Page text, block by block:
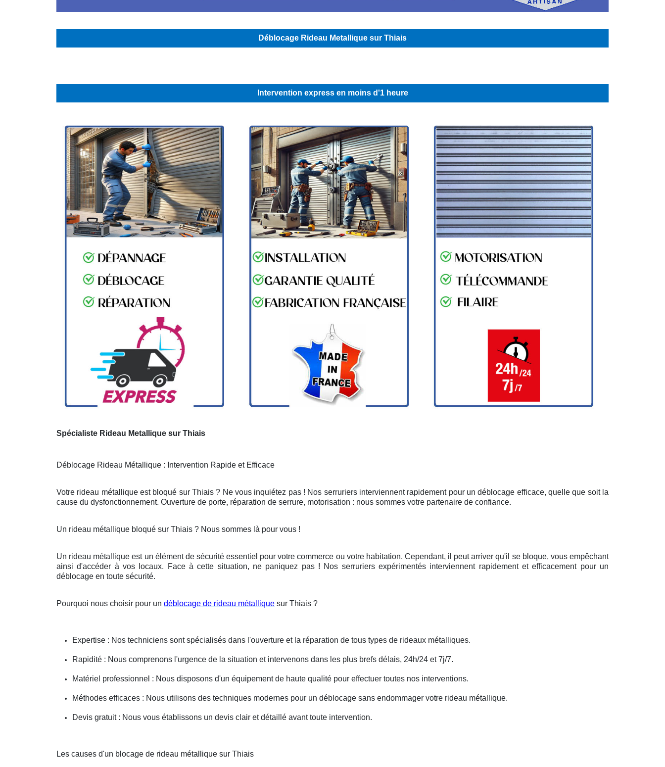
Déblocage Rideau Metallique sur Thiais
Intervention express en moins d'1 heure
Spécialiste Rideau Metallique sur Thiais
Déblocage Rideau Métallique : Intervention Rapide et Efficace
Votre rideau métallique est bloqué sur Thiais ? Ne vous inquiétez pas ! Nos serruriers interviennent rapidement pour un déblocage efficace, quelle que soit la
cause du dysfonctionnement. Ouverture de porte, réparation de serrure, motorisation : nous sommes votre partenaire de confiance.
Un rideau métallique bloqué sur Thiais ? Nous sommes là pour vous !
Un rideau métallique est un élément de sécurité essentiel pour votre commerce ou votre habitation. Cependant, il peut arriver qu'il se bloque, vous empêchant
ainsi d'accéder à vos locaux. Face à cette situation, ne paniquez pas ! Nos serruriers expérimentés interviennent rapidement et efficacement pour un
déblocage en toute sécurité.
Pourquoi nous choisir pour un déblocage de rideau métallique sur Thiais ?
Expertise : Nos techniciens sont spécialisés dans l'ouverture et la réparation de tous types de rideaux métalliques.
Rapidité : Nous comprenons l'urgence de la situation et intervenons dans les plus brefs délais, 24h/24 et 7j/7.
Matériel professionnel : Nous disposons d'un équipement de haute qualité pour effectuer toutes nos interventions.
Méthodes efficaces : Nous utilisons des techniques modernes pour un déblocage sans endommager votre rideau métallique.
Devis gratuit : Nous vous établissons un devis clair et détaillé avant toute intervention.
Les causes d'un blocage de rideau métallique sur Thiais